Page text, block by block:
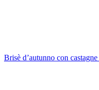
Brisè d’autunno con castagne